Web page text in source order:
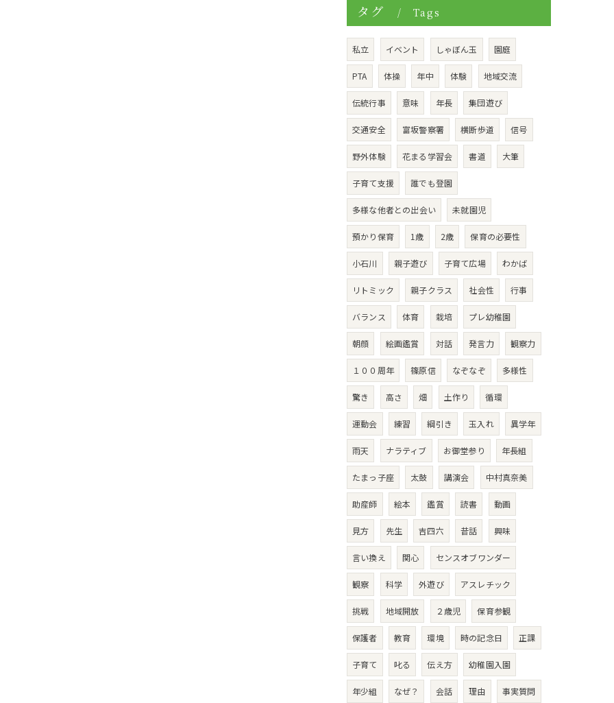
タグ Tags
私立 イベント しゃぼん玉 園庭
PTA 体操 年中 体験 地域交流
伝統行事 意味 年長 集団遊び
交通安全 富坂警察署 横断歩道 信号
野外体験 花まる学習会 書道 大筆
子育て支援 誰でも登園
多様な他者との出会い 未就園児
預かり保育 1歳 2歳 保育の必要性
小石川 親子遊び 子育て広場 わかば
リトミック 親子クラス 社会性 行事
バランス 体育 栽培 プレ幼稚園
朝顔 絵画鑑賞 対話 発言力 観察力
１００周年 篠原信 なぞなぞ 多様性
驚き 高さ 畑 土作り 循環
運動会 練習 綱引き 玉入れ 異学年
雨天 ナラティブ お御堂参り 年長組
たまっ子座 太鼓 講演会 中村真奈美
助産師 絵本 鑑賞 読書 動画
見方 先生 吉四六 昔話 興味
言い換え 関心 センスオブワンダー
観察 科学 外遊び アスレチック
挑戦 地域開放 ２歳児 保育参観
保護者 教育 環境 時の記念日 正課
子育て 叱る 伝え方 幼稚園入園
年少組 なぜ？ 会話 理由 事実質問